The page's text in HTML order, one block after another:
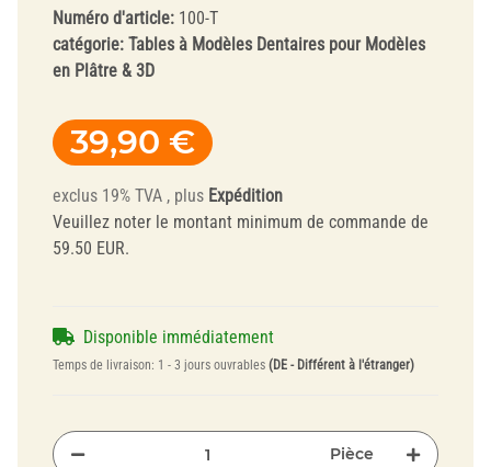
Numéro d'article: 100-T
catégorie: Tables à Modèles Dentaires pour Modèles
en Plâtre & 3D
39,90 €
exclus 19% TVA , plus Expédition
Veuillez noter le montant minimum de commande de
59.50 EUR.
Disponible immédiatement
Temps de livraison: 1 - 3 jours ouvrables (DE - Différent à l'étranger)
Pièce